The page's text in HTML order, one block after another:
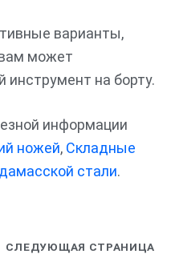
варианты,
может
на борту.
информации
ножей, Складные
стали.
СЛЕДУЮЩАЯ СТРАНИЦА